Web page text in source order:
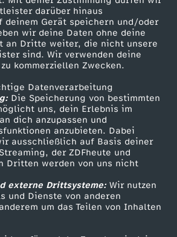
darüber hinaus
deinem Gerät speichern und/oder
wir deine Daten ohne deine
an Dritte weiter, die nicht unsere
sind. Wir verwenden deine
kommerziellen Zwecken.
Datenverarbeitung
Die Speicherung von bestimmten
uns, dein Erlebnis im
dich anzupassen und
anzubieten. Dabei
ausschließlich auf Basis deiner
der ZDFheute und
Dritten werden von uns nicht
externe Drittsysteme:Wir nutzen
und Dienste von anderen
um das Teilen von Inhalten
Service
ZDFmitreden
Kontakt zum ZDF
Tickets
Zuschauerservice
Hilfe